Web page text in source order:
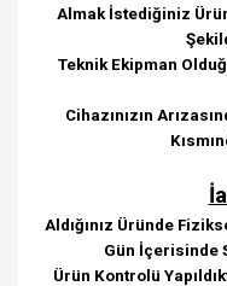
Almak İstediğiniz
Teknik Ekipman
Cihazınızın
Aldığınız Üründe
Gün İçerisinde
Ürün Kontrolü